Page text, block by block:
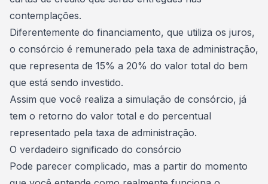
contemplações.
Diferentemente do financiamento, que utiliza os juros,
o consórcio é remunerado pela taxa de administração,
que representa de 15% a 20% do valor total do bem
que está sendo investido.
Assim que você realiza a simulação de consórcio, já
tem o retorno do valor total e do percentual
representado pela taxa de administração.
O verdadeiro significado do consórcio
Pode parecer complicado, mas a partir do momento